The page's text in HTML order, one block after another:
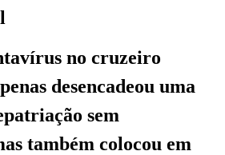
no cruzeiro
desencadeou uma
sem
também colocou em